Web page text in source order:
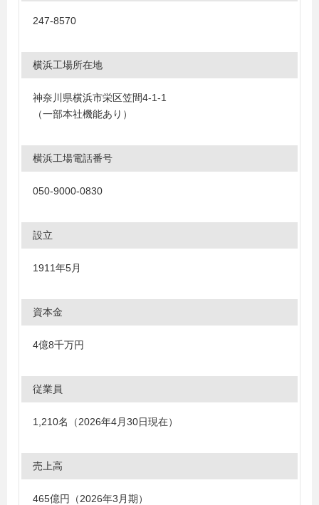
247-8570
横浜工場所在地
神奈川県横浜市栄区笠間4-1-1
（一部本社機能あり）
横浜工場電話番号
050-9000-0830
設立
1911年5月
資本金
4億8千万円
従業員
1,210名（2026年4月30日現在）
売上高
465億円（2026年3月期）